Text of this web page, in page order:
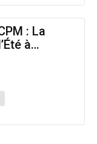
: La
à